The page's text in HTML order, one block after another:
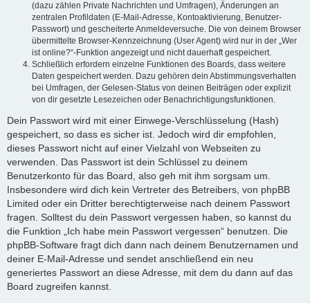
(dazu zählen Private Nachrichten und Umfragen), Änderungen an
zentralen Profildaten (E-Mail-Adresse, Kontoaktivierung, Benutzer-
Passwort) und gescheiterte Anmeldeversuche. Die von deinem Browser
übermittelte Browser-Kennzeichnung (User Agent) wird nur in der „Wer
ist online?“-Funktion angezeigt und nicht dauerhaft gespeichert.
Schließlich erfordern einzelne Funktionen des Boards, dass weitere
Daten gespeichert werden. Dazu gehören dein Abstimmungsverhalten
bei Umfragen, der Gelesen-Status von deinen Beiträgen oder explizit
von dir gesetzte Lesezeichen oder Benachrichtigungsfunktionen.
Dein Passwort wird mit einer Einwege-Verschlüsselung (Hash)
gespeichert, so dass es sicher ist. Jedoch wird dir empfohlen,
dieses Passwort nicht auf einer Vielzahl von Webseiten zu
verwenden. Das Passwort ist dein Schlüssel zu deinem
Benutzerkonto für das Board, also geh mit ihm sorgsam um.
Insbesondere wird dich kein Vertreter des Betreibers, von phpBB
Limited oder ein Dritter berechtigterweise nach deinem Passwort
fragen. Solltest du dein Passwort vergessen haben, so kannst du
die Funktion „Ich habe mein Passwort vergessen“ benutzen. Die
phpBB-Software fragt dich dann nach deinem Benutzernamen und
deiner E-Mail-Adresse und sendet anschließend ein neu
generiertes Passwort an diese Adresse, mit dem du dann auf das
Board zugreifen kannst.